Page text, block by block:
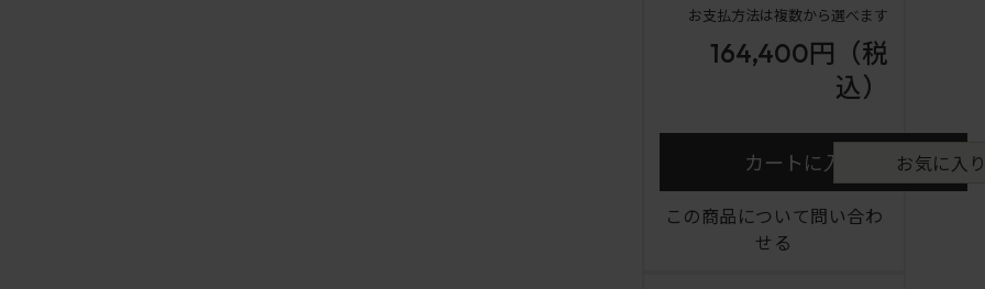
お支払方法は複数から選べます
164,400円 （税
込）
カートに入れる お気に入
この商品について問い合わ
せる